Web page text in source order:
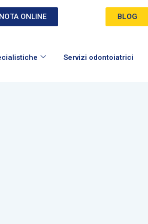
ONLINE BLOG
Servizi odontoiatrici